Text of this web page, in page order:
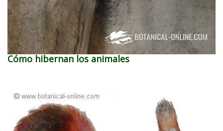
Cómo hibernan los animales